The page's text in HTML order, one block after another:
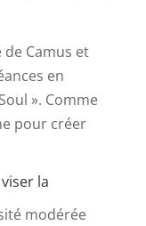
Camus et
en
». Comme
pour créer
la
modérée